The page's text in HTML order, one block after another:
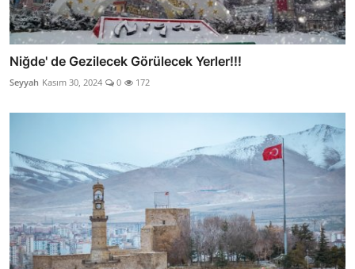
Niğde' de Gezilecek Görülecek Yerler!!!
Seyyah Kasım 30, 2024 0 172